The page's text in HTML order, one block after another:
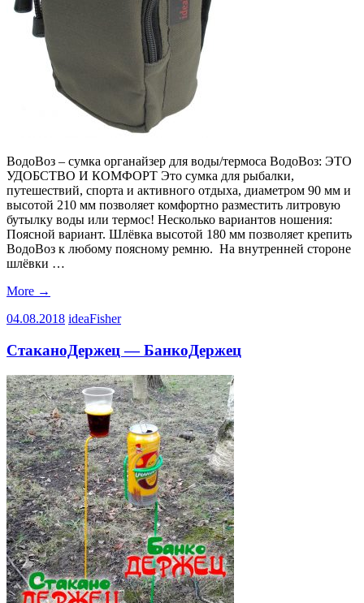
ВодоВоз – сумка органайзер для воды/термоса ВодоВоз: ЭТО
УДОБСТВО И КОМФОРТ Это сумка для рыбалки,
путешествий, спорта и активного отдыха, диаметром 90 мм и
высотой 210 мм позволяет комфортно разместить литровую
бутылку воды или термос! Несколько вариантов ношения:
Поясной вариант. Шлёвка высотой 180 мм позволяет крепить
ВодоВоз к любому поясному ремню. На внутренней стороне
шлёвки …
More →
04.08.2018 ideaFisher
СтаканоДержец — БанкоДержец